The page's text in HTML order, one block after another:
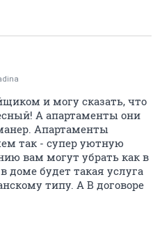
и могу сказать, что
А апартаменты они
Апартаменты
так - супер уютную
вам могут убрать как в
доме будет такая услуга
типу. А В договоре